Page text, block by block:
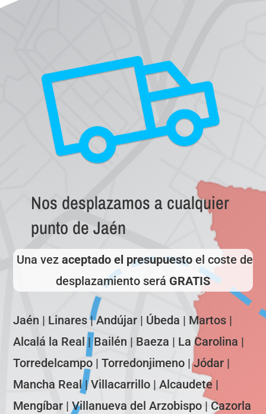
Nos desplazamos a cualquier
punto de Jaén
Una vez aceptado el presupuestoel coste de
desplazamiento será GRATIS
Jaén | Linares | Andújar | Úbeda | Martos |
Alcalá la Real | Bailén | Baeza | La Carolina |
Torredelcampo | Torredonjimeno | Jódar |
Mancha Real | Villacarrillo | Alcaudete |
Mengíbar | Villanueva del Arzobispo | Cazorla